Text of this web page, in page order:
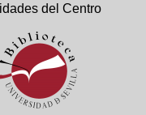
del Centro